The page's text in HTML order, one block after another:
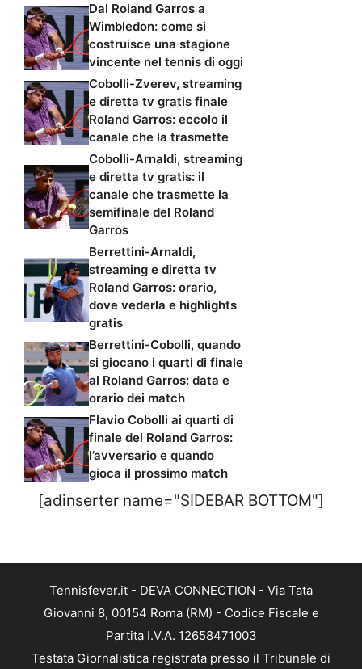
Dal Roland Garros a
Wimbledon: come si
costruisce una stagione
vincente nel tennis di oggi
Cobolli-Zverev, streaming
e diretta tv gratis finale
Roland Garros: eccolo il
canale che la trasmette
Cobolli-Arnaldi, streaming
e diretta tv gratis: il
canale che trasmette la
semifinale del Roland
Garros
Berrettini-Arnaldi,
streaming e diretta tv
Roland Garros: orario,
dove vederla e highlights
gratis
Berrettini-Cobolli, quando
si giocano i quarti di finale
al Roland Garros: data e
orario dei match
Flavio Cobolli ai quarti di
finale del Roland Garros:
l’avversario e quando
gioca il prossimo match
[adinserter name="SIDEBAR BOTTOM"]
Tennisfever.it - DEVA CONNECTION - Via Tata
Giovanni 8, 00154 Roma (RM) - Codice Fiscale e
Partita I.V.A. 12658471003
Testata Giornalistica registrata presso il Tribunale di